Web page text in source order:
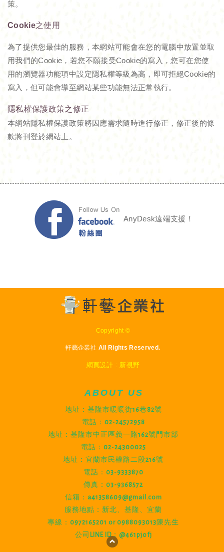
策。
Cookie之使用
為了提供您最佳的服務，本網站可能會在您的電腦中放置並取
用我們的Cookie，若您不願接受Cookie的寫入，您可在您使
用的瀏覽器功能項中設定隱私權等級為高，即可拒絕Cookie的
寫入，但可能會導至網站某些功能無法正常執行。
隱私權保護政策之修正
本網站隱私權保護政策將因應需求隨時進行修正，修正後的條
款將刊登於網站上。
AnyDesk遠端支援！
Copyright ©
軒藝企業社 All Rights Reserved.
網頁設計 : 新視野
ABOUT US
地址：基隆市暖暖街16巷82號
電話：02-24572958
地址：基隆市中正區義一路162號門市部
電話：02-24300025
地址：宜蘭市民權路二段216號
電話：03-9333870
傳真：03-9368572
信箱：a41358609@gmail.com
服務地點：新北、基隆、宜蘭
專線：0972165201 or 0988093013陳先生
公司LINE ID：@461pjofj